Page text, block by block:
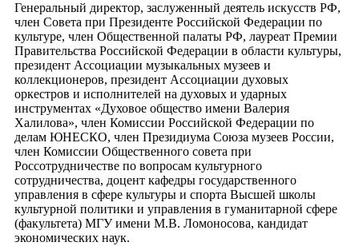
Генеральный директор, заслуженный деятель искусств РФ,
член Совета при Президенте Российской Федерации по
культуре, член Общественной палаты РФ, лауреат Премии
Правительства Российской Федерации в области культуры,
президент Ассоциации музыкальных музеев и
коллекционеров, президент Ассоциации духовых
оркестров и исполнителей на духовых и ударных
инструментах «Духовое общество имени Валерия
Халилова», член Комиссии Российской Федерации по
делам ЮНЕСКО, член Президиума Союза музеев России,
член Комиссии Общественного совета при
Россотрудничестве по вопросам культурного
сотрудничества, доцент кафедры государственного
управления в сфере культуры и спорта Высшей школы
культурной политики и управления в гуманитарной сфере
(факультета) МГУ имени М.В. Ломоносова, кандидат
экономических наук.